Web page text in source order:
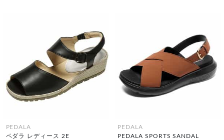
PEDALA
ペダラ レディース 2E
PEDALA
PEDALA SPORTS SANDAL